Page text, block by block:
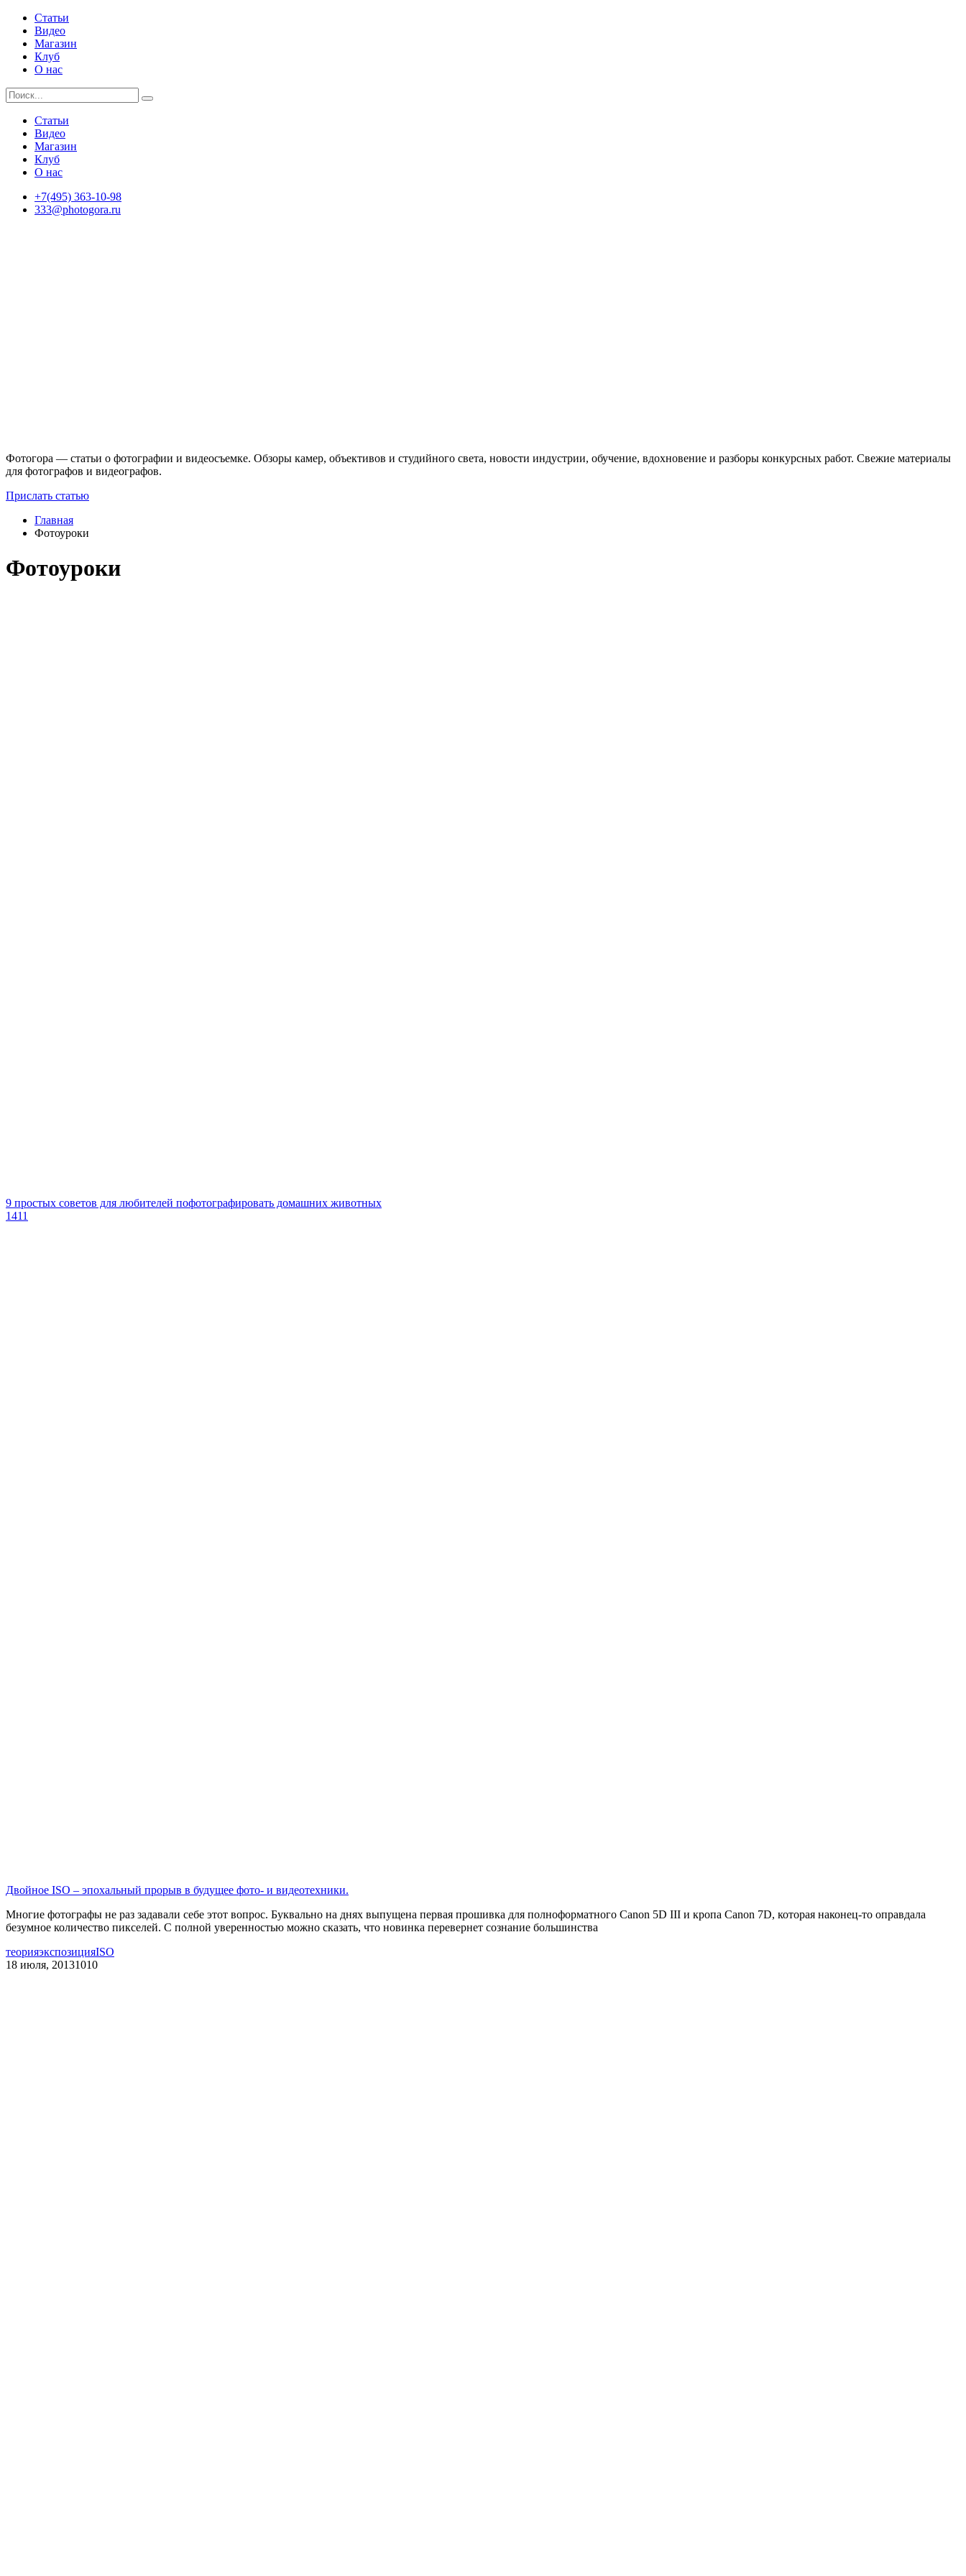
Статьи
Видео
Магазин
Клуб
О нас
Статьи
Видео
Магазин
Клуб
О нас
+7(495) 363-10-98
333@photogora.ru
Фотогора — статьи о фотографии и видеосъемке. Обзоры камер, объективов и студийного света, новости индустрии, обучение, вдохновение и разборы конкурсных работ. Свежие материалы
для фотографов и видеографов.
Прислать статью
Главная
Фотоуроки
Фотоуроки
9 простых советов для любителей пофотографировать домашних животных
1411
Двойное ISO – эпохальный прорыв в будущее фото- и видеотехники.
Многие фотографы не раз задавали себе этот вопрос. Буквально на днях выпущена первая прошивка для полноформатного Canon 5D III и кропа Canon 7D, которая наконец-то оправдала
безумное количество пикселей. С полной уверенностью можно сказать, что новинка перевернет сознание большинства
теорияэкспозицияISO
18 июля, 20131010